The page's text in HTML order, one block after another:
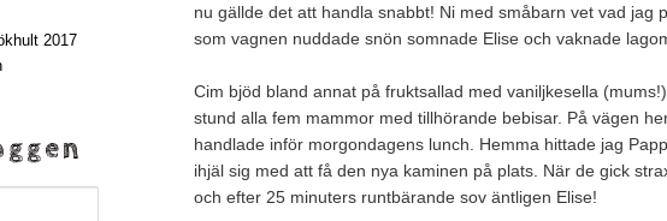
nu gällde det att handla snabbt! Ni med småbarn vet vad jag
som vagnen nuddade snön somnade Elise och vaknade
Cim bjöd bland annat på fruktsallad med vaniljkesella
stund alla fem mammor med tillhörande bebisar. På vägen
handlade inför morgondagens lunch. Hemma hittade jag
ihjäl sig med att få den nya kaminen på plats. När de gick
och efter 25 minuters runtbärande sov äntligen Elise!
2017